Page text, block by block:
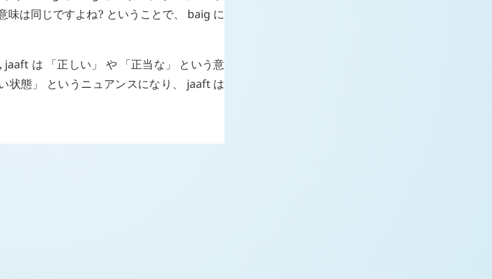
は同じですよね? ということで、 baig に
jaaft は 「正しい」 や 「正当な」 という意
状態」 というニュアンスになり、 jaaftは